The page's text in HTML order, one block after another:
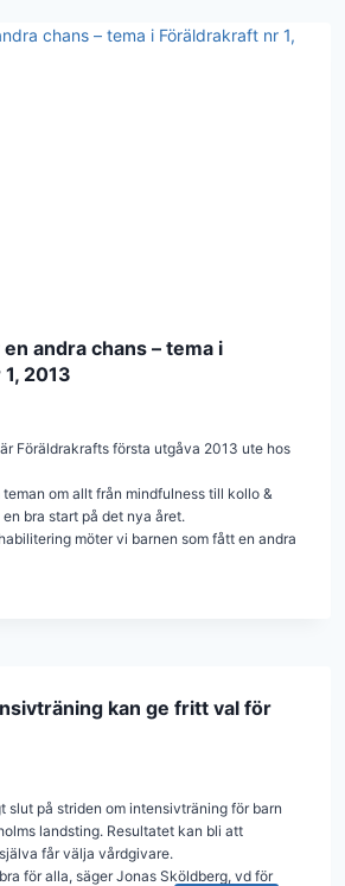
andra chans – tema i
2013
Föräldrakrafts första utgåva 2013 ute hos
om allt från mindfulness till kollo &
bra start på det nya året.
möter vi barnen som fått en andra
kan ge fritt val för
slut på striden om intensivträning för barn
landsting. Resultatet kan bli att
får välja vårdgivare.
för alla, säger Jonas Sköldberg, vd för